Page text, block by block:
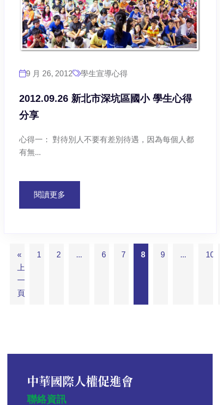
9 月 26, 2012 學生宣導心得
2012.09.26 新北市深坑區國小 學生心得
分享
心得一： 對待別人不要有差別待遇，因為每個人都
有無...
閱讀更多
«
上
一
頁
1 2 ... 6 7 8 9 ... 10
中華國際人權促進會
聯絡資訊